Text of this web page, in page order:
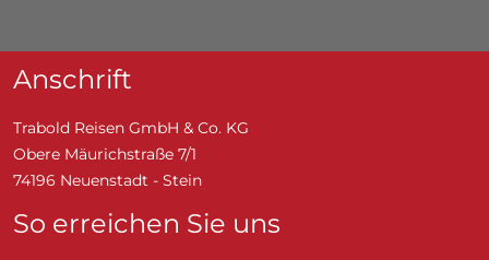
Anschrift
Trabold Reisen GmbH & Co. KG
Obere Mäurichstraße 7/1
74196 Neuenstadt - Stein
So erreichen Sie uns